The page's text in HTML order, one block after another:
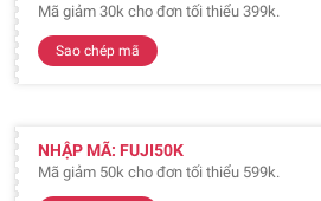
Mã giảm 30k cho đơn tối thiểu 399k.
Sao chép mã
NHẬP MÃ: FUJI50K
Mã giảm 50k cho đơn tối thiểu 599k.